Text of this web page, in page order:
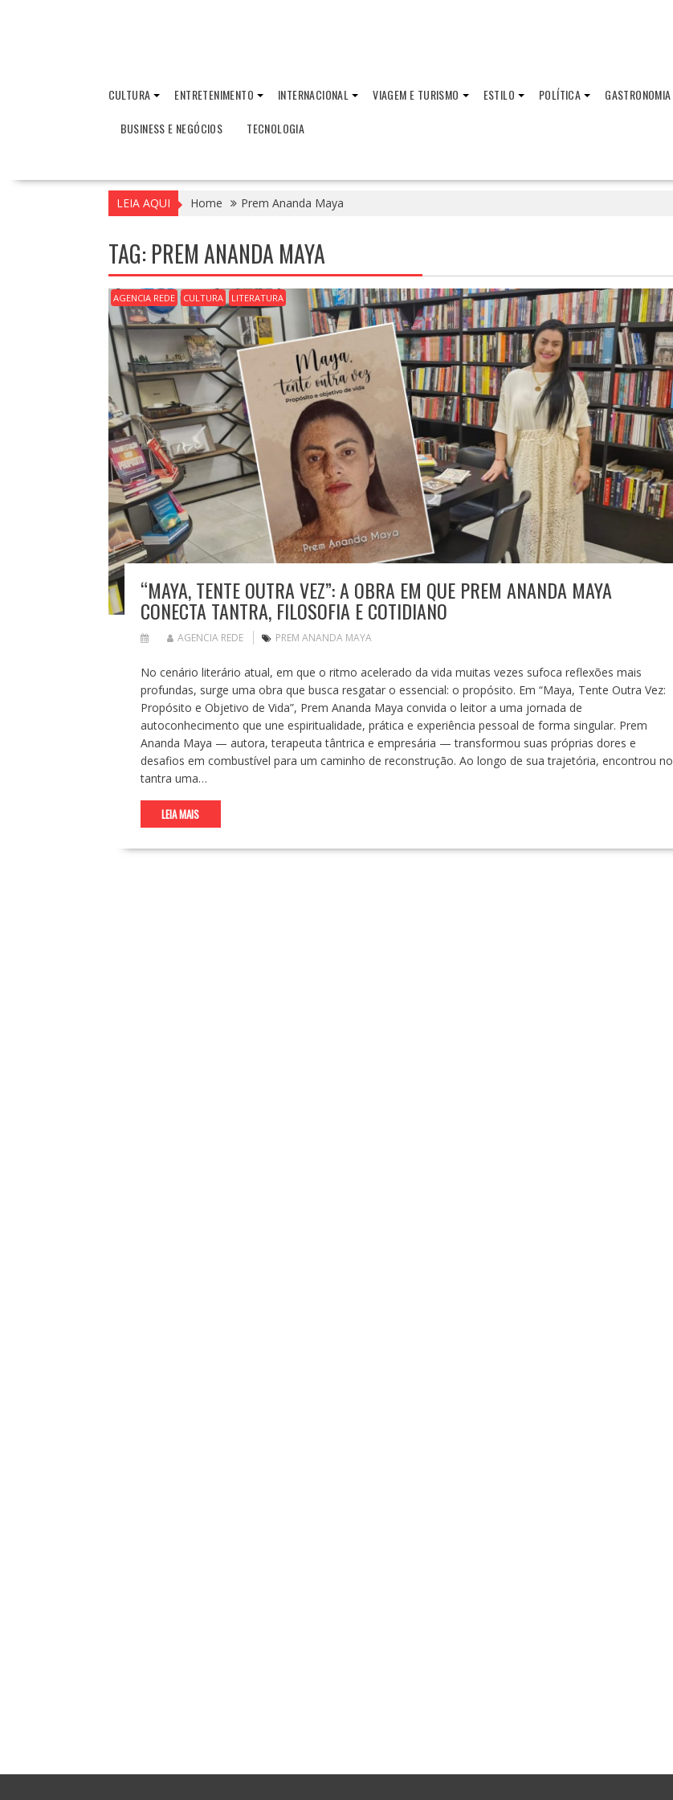
CULTURA ENTRETENIMENTO INTERNACIONAL VIAGEM E TURISMO ESTILO POLÍTICA GASTRONOMIA
BUSINESS E NEGÓCIOS
TECNOLOGIA
LEIA AQUI Home Prem Ananda Maya
TAG: PREM ANANDA MAYA
AGENCIA REDE CULTURA LITERATURA
“MAYA, TENTE OUTRA VEZ”: A OBRA EM QUE PREM ANANDA MAYA
CONECTA TANTRA, FILOSOFIA E COTIDIANO
AGENCIA REDE PREM ANANDA MAYA
No cenário literário atual, em que o ritmo acelerado da vida muitas vezes sufoca reflexões mais
profundas, surge uma obra que busca resgatar o essencial: o propósito. Em “Maya, Tente Outra Vez:
Propósito e Objetivo de Vida”, Prem Ananda Maya convida o leitor a uma jornada de
autoconhecimento que une espiritualidade, prática e experiência pessoal de forma singular. Prem
Ananda Maya — autora, terapeuta tântrica e empresária — transformou suas próprias dores e
desafios em combustível para um caminho de reconstrução. Ao longo de sua trajetória, encontrou no
tantra uma…
LEIA MAIS